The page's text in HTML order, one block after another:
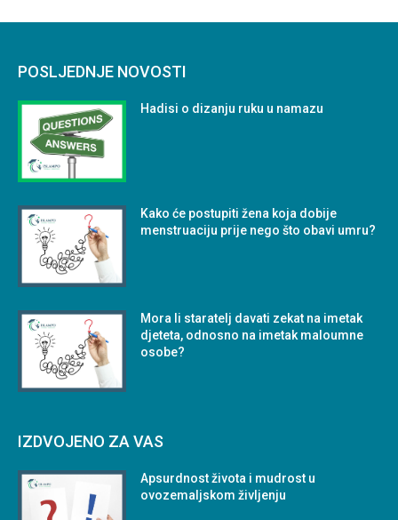
POSLJEDNJE NOVOSTI
Hadisi o dizanju ruku u namazu
Kako će postupiti žena koja dobije
menstruaciju prije nego što obavi umru?
Mora li staratelj davati zekat na imetak
djeteta, odnosno na imetak maloumne
osobe?
IZDVOJENO ZA VAS
Apsurdnost života i mudrost u
ovozemaljskom življenju